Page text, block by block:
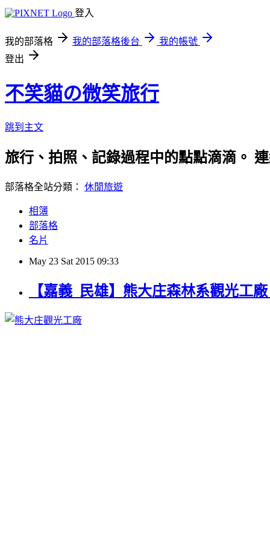
登入
我的部落格 我的部落格後台
我的帳號
登出
不笑貓の微笑旅行
跳到主文
旅行、拍照、記錄過程中的點點滴滴。
部落格全站分類： 休閒旅遊
相簿
部落格
名片
May 23 Sat 2015 09:33
【嘉義_民雄】熊大庄森林系觀光工